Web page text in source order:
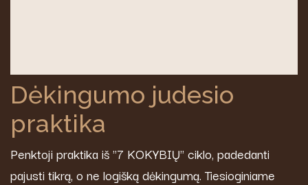
Dėkingumo judesio
praktika
Penktoji praktika iš "7 KOKYBIŲ" ciklo, padedanti
pajusti tikrą, o ne logišką dėkingumą. Tiesioginiame